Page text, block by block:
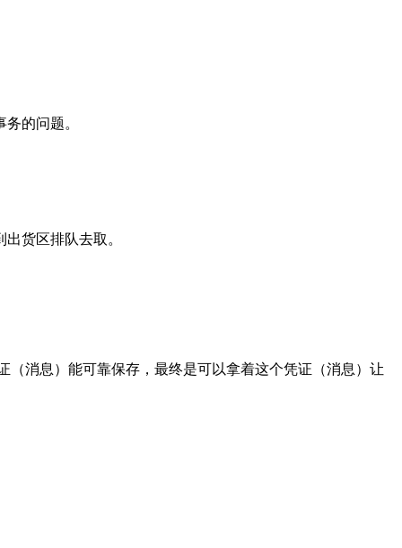
的问题。
货区排队去取。
（消息）能可靠保存，最终是可以拿着这个凭证（消息）让